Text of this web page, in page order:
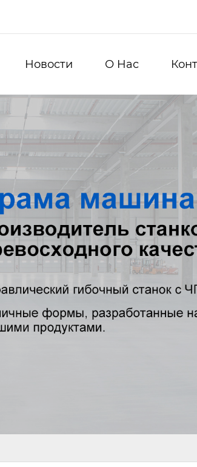
Новости О Hас